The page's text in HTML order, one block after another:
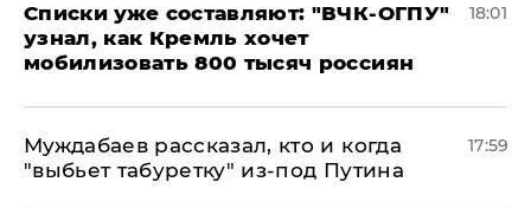
Списки уже составляют: "ВЧК-ОГПУ"
узнал, как Кремль хочет
мобилизовать 800 тысяч россиян
18:01
Муждабаев рассказал, кто и когда
"выбьет табуретку" из-под Путина
17:59